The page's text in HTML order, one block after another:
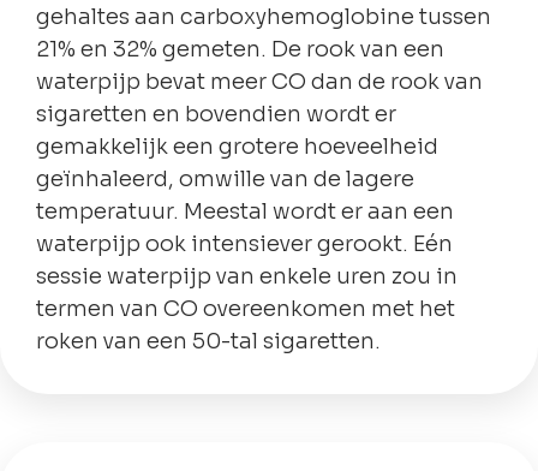
gehaltes aan carboxyhemoglobine tussen
21% en 32% gemeten. De rook van een
waterpijp bevat meer CO dan de rook van
sigaretten en bovendien wordt er
gemakkelijk een grotere hoeveelheid
geïnhaleerd, omwille van de lagere
temperatuur. Meestal wordt er aan een
waterpijp ook intensiever gerookt. Eén
sessie waterpijp van enkele uren zou in
termen van CO overeenkomen met het
roken van een 50-tal sigaretten.